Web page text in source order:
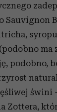
Sauvignon
ma
podobno,
świni
Zottera,